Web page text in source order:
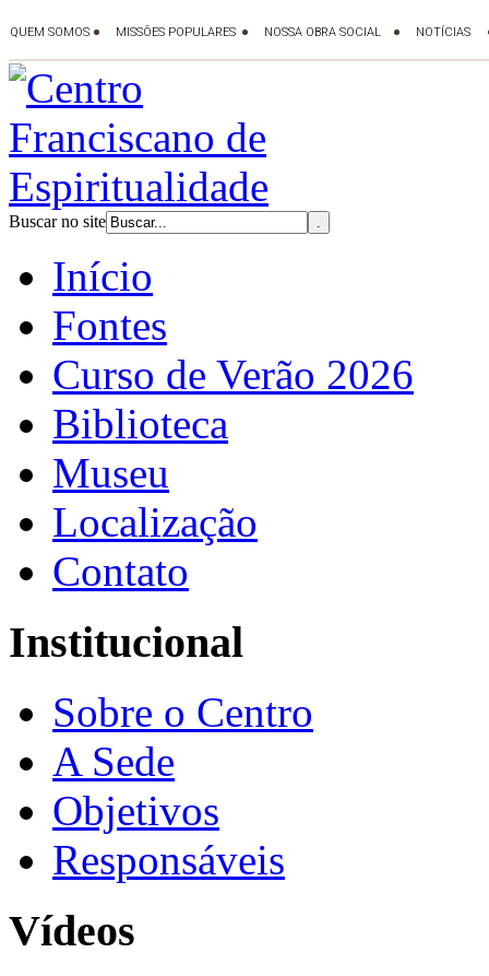
Buscar no site
Início
Fontes
Curso de Verão 2026
Biblioteca
Museu
Localização
Contato
Institucional
Sobre o Centro
A Sede
Objetivos
Responsáveis
Vídeos